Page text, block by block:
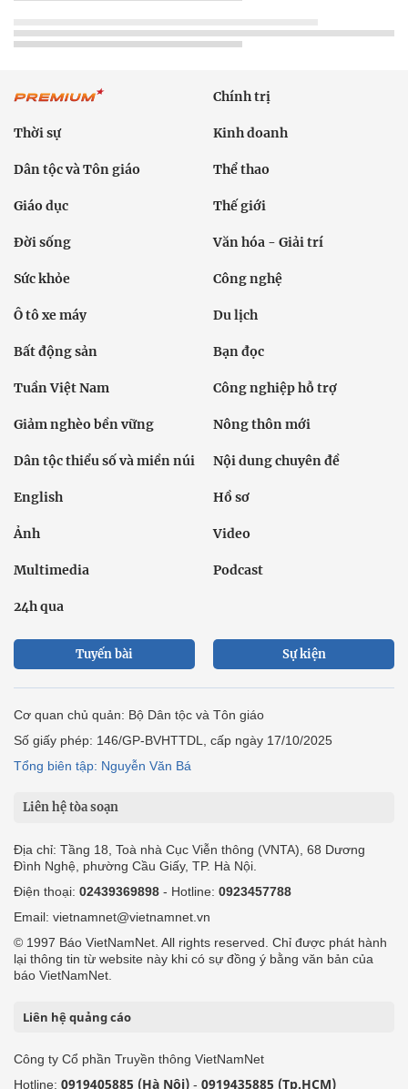
Chính trị
Thời sự Kinh doanh
Dân tộc và Tôn giáo Thể thao
Giáo dục Thế giới
Đời sống Văn hóa - Giải trí
Sức khỏe Công nghệ
Ô tô xe máy Du lịch
Bất động sản Bạn đọc
Tuần Việt Nam Công nghiệp hỗ trợ
Giảm nghèo bền vững Nông thôn mới
Dân tộc thiểu số và miền núi Nội dung chuyên đề
English Hồ sơ
Ảnh Video
Multimedia Podcast
24h qua
Tuyến bài Sự kiện
Cơ quan chủ quản: Bộ Dân tộc và Tôn giáo
Số giấy phép: 146/GP-BVHTTDL, cấp ngày 17/10/2025
Tổng biên tập: Nguyễn Văn Bá
Liên hệ tòa soạn
Địa chỉ: Tầng 18, Toà nhà Cục Viễn thông (VNTA), 68 Dương
Đình Nghệ, phường Cầu Giấy, TP. Hà Nội.
Điện thoại: 02439369898 - Hotline: 0923457788
Email: vietnamnet@vietnamnet.vn
© 1997 Báo VietNamNet. All rights reserved. Chỉ được phát hành
lại thông tin từ website này khi có sự đồng ý bằng văn bản của
báo VietNamNet.
Liên hệ quảng cáo
Công ty Cổ phần Truyền thông VietNamNet
Hotline: 0919405885 (Hà Nội) - 0919435885 (Tp.HCM)